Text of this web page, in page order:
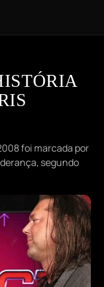
foi marcada por
segundo